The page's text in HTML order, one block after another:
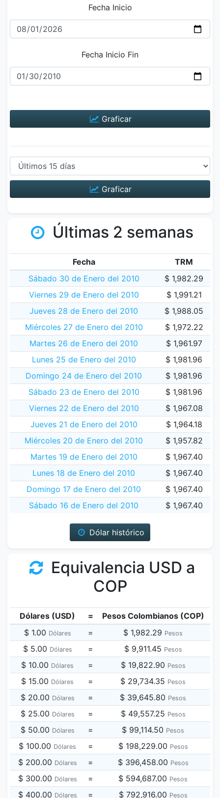
Fecha Inicio
Fecha Inicio Fin
Graficar
Graficar
Últimas 2 semanas
Fecha
TRM
Sábado 30 de Enero del 2010
$ 1,982.29
Viernes 29 de Enero del 2010
$ 1,991.21
Jueves 28 de Enero del 2010
$ 1,988.05
Miércoles 27 de Enero del 2010
$ 1,972.22
Martes 26 de Enero del 2010
$ 1,961.97
Lunes 25 de Enero del 2010
$ 1,981.96
Domingo 24 de Enero del 2010
$ 1,981.96
Sábado 23 de Enero del 2010
$ 1,981.96
Viernes 22 de Enero del 2010
$ 1,967.08
Jueves 21 de Enero del 2010
$ 1,964.18
Miércoles 20 de Enero del 2010
$ 1,957.82
Martes 19 de Enero del 2010
$ 1,967.40
Lunes 18 de Enero del 2010
$ 1,967.40
Domingo 17 de Enero del 2010
$ 1,967.40
Sábado 16 de Enero del 2010
$ 1,967.40
Dólar histórico
Equivalencia USD a
COP
Dólares (USD) =
Pesos Colombianos (COP)
$ 1.00 Dólares = $ 1,982.29 Pesos
$ 5.00 Dólares = $ 9,911.45 Pesos
$ 10.00 Dólares = $ 19,822.90 Pesos
$ 15.00 Dólares = $ 29,734.35 Pesos
$ 20.00 Dólares = $ 39,645.80 Pesos
$ 25.00 Dólares = $ 49,557.25 Pesos
$ 50.00 Dólares = $ 99,114.50 Pesos
$ 100.00 Dólares = $ 198,229.00 Pesos
$ 200.00 Dólares = $ 396,458.00 Pesos
$ 300.00 Dólares = $ 594,687.00 Pesos
$ 400.00 Dólares = $ 792,916.00 Pesos